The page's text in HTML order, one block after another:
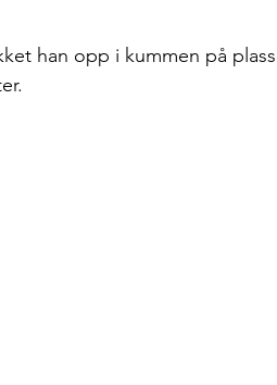
han opp i kummen på